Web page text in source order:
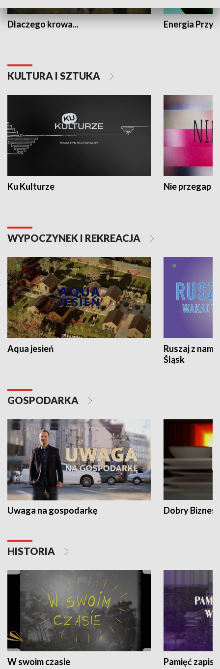
Dlaczego krowa... Energia
KULTURA I SZTUKA
Ku Kulturze Nie przegap
WYPOCZYNEK I REKREACJA
Aqua jesień
Ruszaj z
Śląsk
GOSPODARKA
Uwaga na gospodarkę Dobry Biznes
HISTORIA
W swoim czasie Pamięć